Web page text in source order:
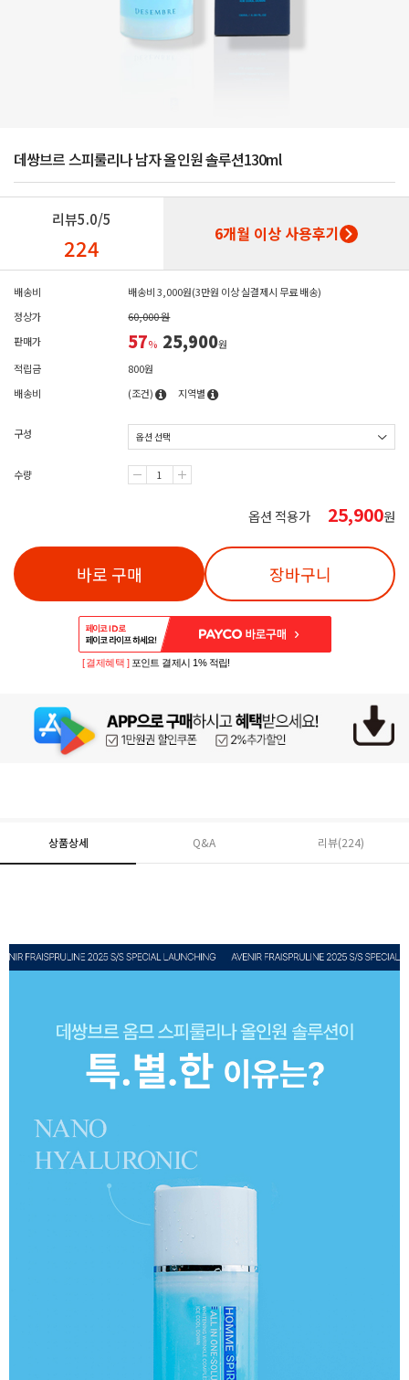
데쌍브르 스피룰리나 남자 올인원 솔루션130ml
리뷰5.0/5
224 6개월 이상 사용후기
배송비
배송비 3,000원(3만원 이상 실결제시 무료 배송)
정상가
60,000 원
판매가
57% 25,900원
적립금
800원
배송비
(조건) 지역별
구성
수량
옵션 적용가 25,900원
바로 구매 장바구니
페이코 ID로 페
PAYCO 바로구매
[ 결제혜택 ] 포인트 결제시 1% 적립!
상품상세 Q&A 리뷰(224)